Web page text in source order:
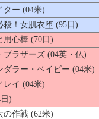
ター (04米)
殺！女肌衣堕(95日)
用心棒 (70日)
ブラザーズ (04英・仏)
ダラー・ベイビー (04米)
レイ (04米)
)
の作戦 (62米)